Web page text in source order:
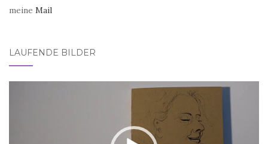
meine Mail
LAUFENDE BILDER